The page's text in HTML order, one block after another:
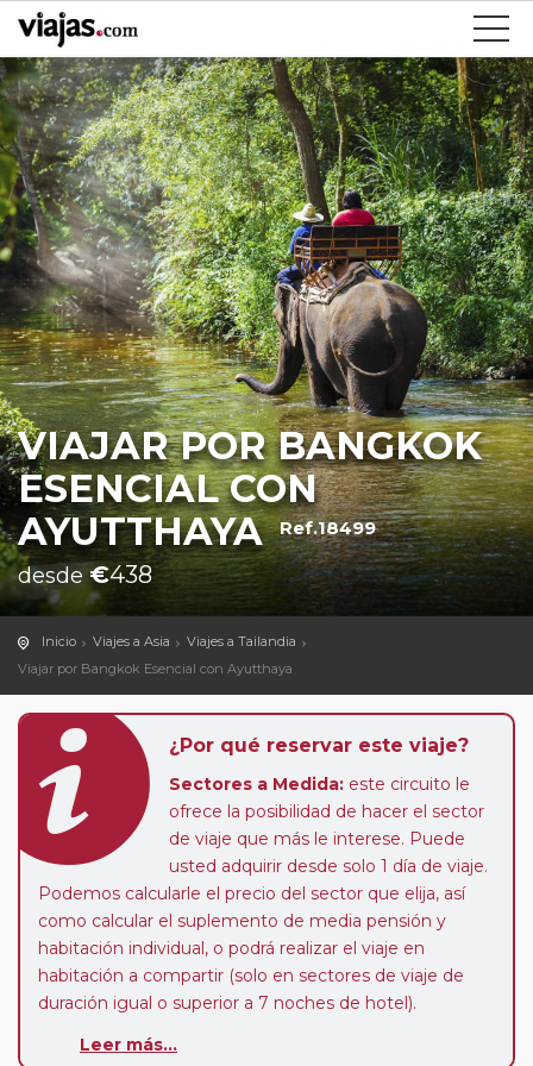
VIAJAR POR BANGKOK
ESENCIAL CON
AYUTTHAYA Ref.18499
desde €438
Inicio Viajes a Asia
Viajes a Tailandia
Viajar por Bangkok Esencial con Ayutthaya
¿Por qué reservar este viaje?
Sectores a Medida: este circuito le
ofrece la posibilidad de hacer el sector
de viaje que más le interese. Puede
usted adquirir desde solo 1 día de viaje.
Podemos calcularle el precio del sector que elija, así
como calcular el suplemento de media pensión y
habitación individual, o podrá realizar el viaje en
habitación a compartir (solo en sectores de viaje de
duración igual o superior a 7 noches de hotel).
de que usted pueda programar una o más paradas en
Leer más...